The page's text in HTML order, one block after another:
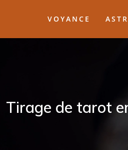
VOYANCE
Tirage de tarot